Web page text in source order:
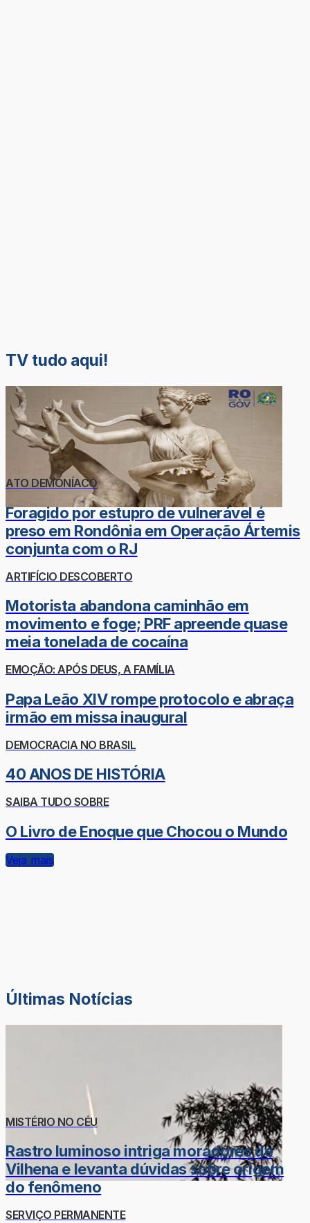
TV tudo aqui!
ATO DEMONÍACO
Foragido por estupro de vulnerável é
preso em Rondônia em Operação Ártemis
conjunta com o RJ
ARTIFÍCIO DESCOBERTO
Motorista abandona caminhão em
movimento e foge; PRF apreende quase
meia tonelada de cocaína
EMOÇÃO: APÓS DEUS, A FAMÍLIA
Papa Leão XIV rompe protocolo e abraça
irmão em missa inaugural
DEMOCRACIA NO BRASIL
40 ANOS DE HISTÓRIA
SAIBA TUDO SOBRE
O Livro de Enoque que Chocou o Mundo
Veja mais
Últimas Notícias
MISTÉRIO NO CÉU
Rastro luminoso intriga moradores de
Vilhena e levanta dúvidas sobre origem
do fenômeno
SERVIÇO PERMANENTE